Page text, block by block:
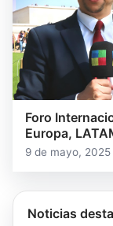
Foro
Europa,
9 de mayo, 2025
Noticias